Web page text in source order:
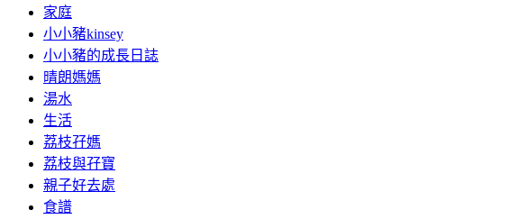
家庭
小小豬kinsey
小小豬的成長日誌
晴朗媽媽
湯水
生活
荔枝孖媽
荔枝與孖寶
親子好去處
食譜